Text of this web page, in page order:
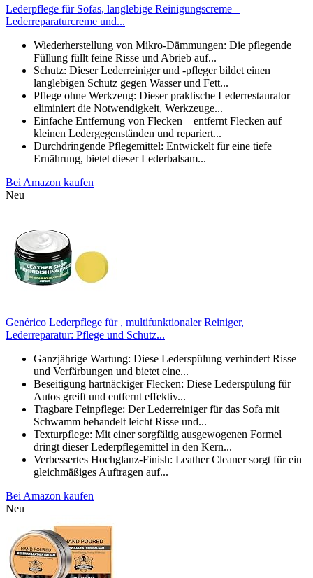
Lederpflege für Sofas, langlebige Reinigungscreme –
Lederreparaturcreme und...
Wiederherstellung von Mikro-Dämmungen: Die pflegende
Füllung füllt feine Risse und Abrieb auf...
Schutz: Dieser Lederreiniger und -pfleger bildet einen
langlebigen Schutz gegen Wasser und Fett...
Pflege ohne Werkzeug: Dieser praktische Lederrestaurator
eliminiert die Notwendigkeit, Werkzeuge...
Einfache Entfernung von Flecken – entfernt Flecken auf
kleinen Ledergegenständen und repariert...
Durchdringende Pflegemittel: Entwickelt für eine tiefe
Ernährung, bietet dieser Lederbalsam...
Bei Amazon kaufen
Neu
Genérico Lederpflege für , multifunktionaler Reiniger,
Lederreparatur: Pflege und Schutz...
Ganzjährige Wartung: Diese Lederspülung verhindert Risse
und Verfärbungen und bietet eine...
Beseitigung hartnäckiger Flecken: Diese Lederspülung für
Autos greift und entfernt effektiv...
Tragbare Feinpflege: Der Lederreiniger für das Sofa mit
Schwamm behandelt leicht Risse und...
Texturpflege: Mit einer sorgfältig ausgewogenen Formel
dringt dieser Lederpflegemittel in den Kern...
Verbessertes Hochglanz-Finish: Leather Cleaner sorgt für ein
gleichmäßiges Auftragen auf...
Bei Amazon kaufen
Neu